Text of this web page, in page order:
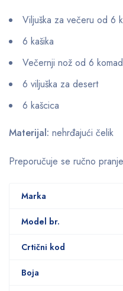
Viljuška za večeru od 6
6 kašika
Večernji nož od 6
6 viljuška za desert
6 kašcica
Materijal: nehrđajući čelik
Preporučuje se ručno pranje
Marka
Model br.
Crtični kod
Boja